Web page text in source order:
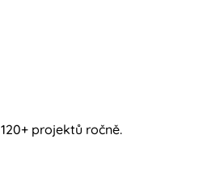
120+ projektů ročně.